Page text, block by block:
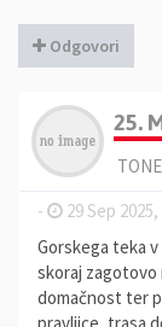
Odgovori
25.
-
29 Sep 2025,
Gorskega teka
skoraj zagotovo
domačnost ter